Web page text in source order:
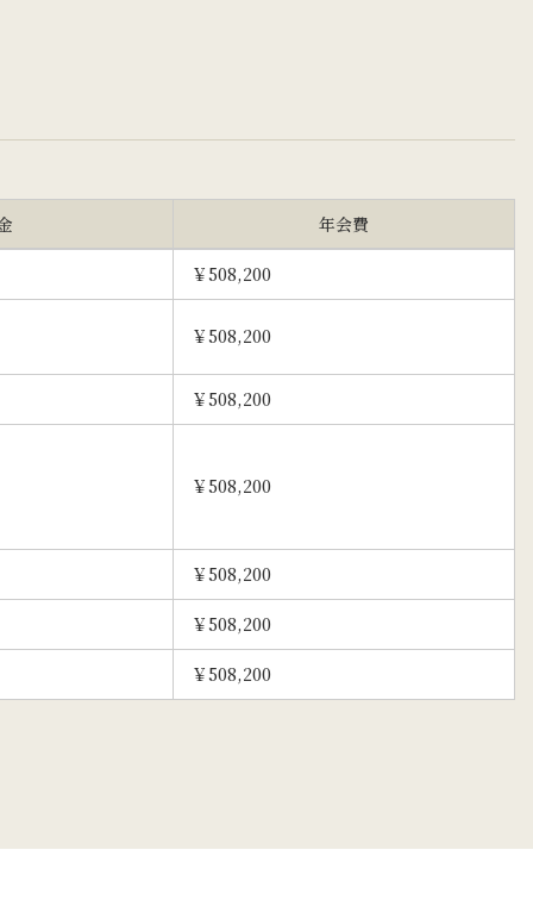
年会費
￥508,200
￥508,200
￥508,200
￥508,200
￥508,200
￥508,200
￥508,200